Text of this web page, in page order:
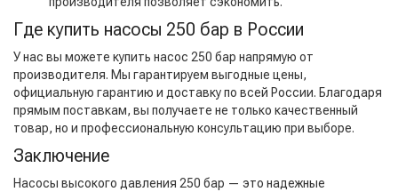
Где купить насосы 250 бар в России
У нас вы можете купить насос 250 бар напрямую от
производителя. Мы гарантируем выгодные цены,
официальную гарантию и доставку по всей России. Благодаря
прямым поставкам, вы получаете не только качественный
товар, но и профессиональную консультацию при выборе.
Заключение
Насосы высокого давления 250 бар — это надежные